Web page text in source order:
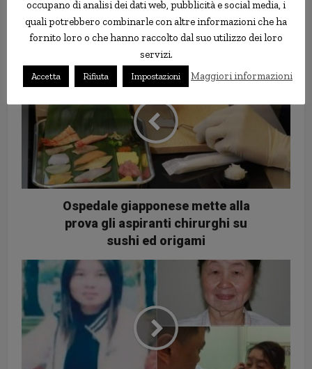
Forex
Ospedale giapponese mette alla
prova gli aspiranti chirurghi su
sushi ed origami
occupano di analisi dei dati web, pubblicità e social media, i
quali potrebbero combinarle con altre informazioni che ha
fornito loro o che hanno raccolto dal suo utilizzo dei loro
servizi.
Accetta Rifiuta Impostazioni Maggiori informazioni